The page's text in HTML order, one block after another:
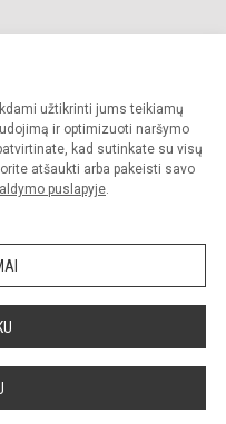
užtikrinti jums teikiamų
ir optimizuoti naršymo
kad sutinkate su visų
atšaukti arba pakeisti savo
puslapyje.
Visos teisės saugomos.
griežtai draudžiama.
valdymas